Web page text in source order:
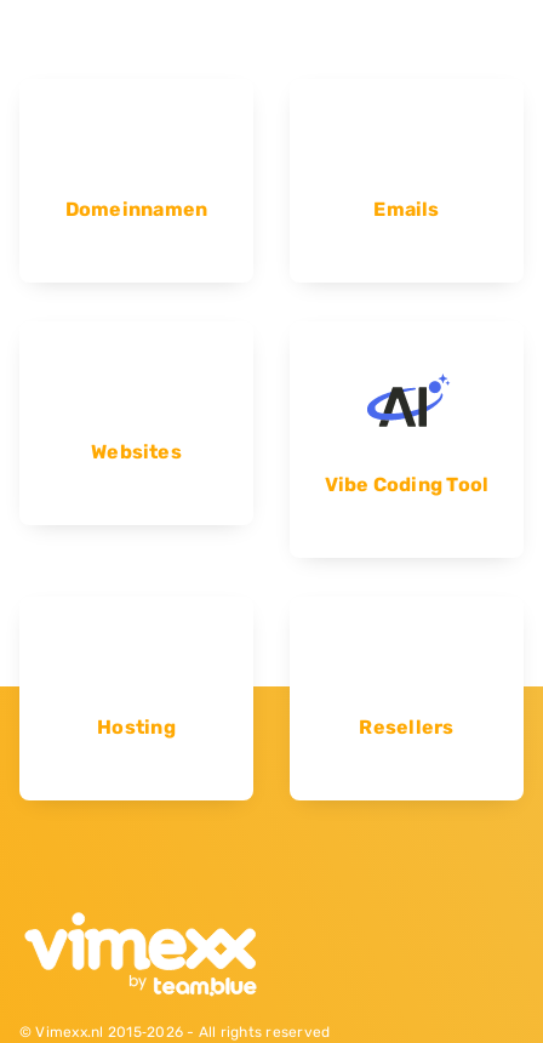
Domeinnamen Emails
Websites
Vibe Coding Tool
Hosting Resellers
© Vimexx.nl 2015‐2026 - All rights reserved